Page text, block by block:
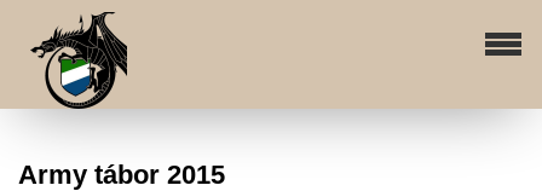
Army tábor 2015